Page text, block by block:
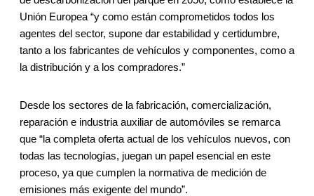
Unión Europea “y como están comprometidos todos los
agentes del sector, supone dar estabilidad y certidumbre,
tanto a los fabricantes de vehículos y componentes, como a
la distribución y a los compradores.”
Desde los sectores de la fabricación, comercialización,
reparación e industria auxiliar de automóviles se remarca
que “la completa oferta actual de los vehículos nuevos, con
todas las tecnologías, juegan un papel esencial en este
proceso, ya que cumplen la normativa de medición de
emisiones más exigente del mundo”.